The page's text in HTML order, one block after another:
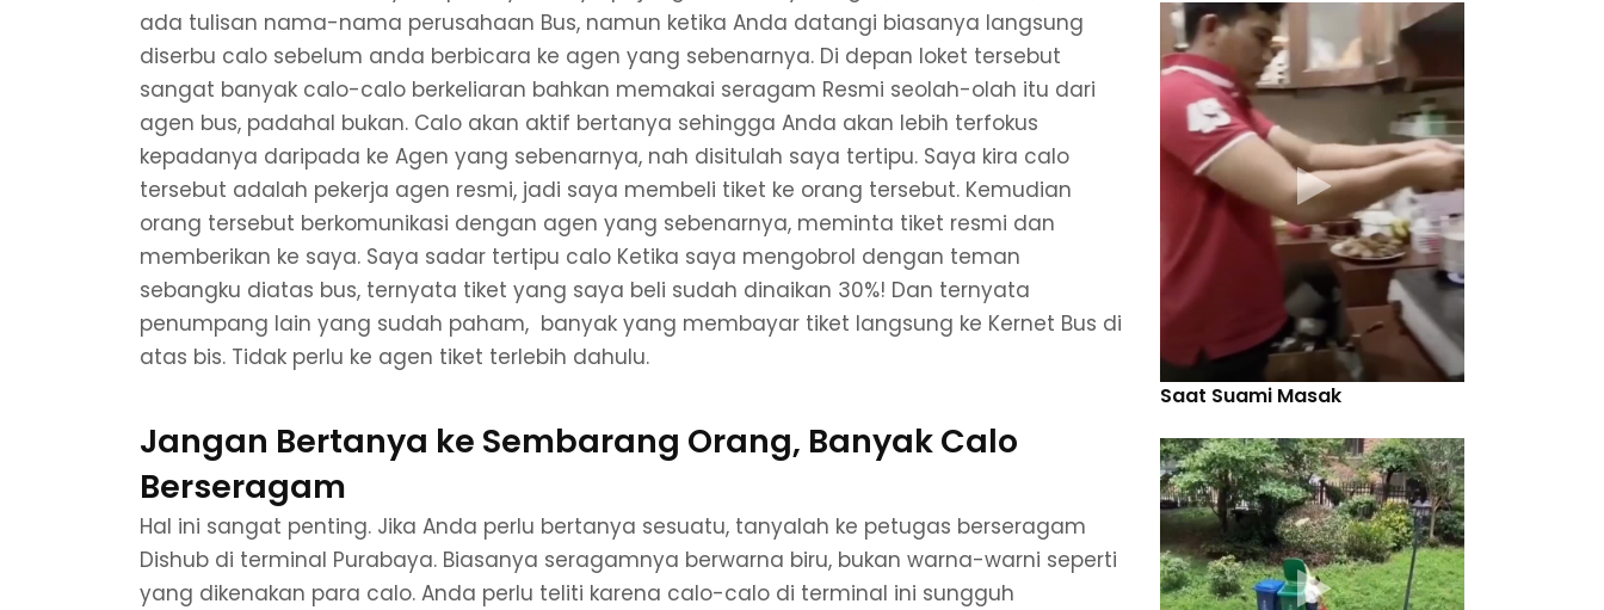
ada tulisan nama-nama perusahaan Bus, namun ketika Anda datangi biasanya langsung
diserbu calo sebelum anda berbicara ke agen yang sebenarnya. Di depan loket tersebut
sangat banyak calo-calo berkeliaran bahkan memakai seragam Resmi seolah-olah itu dari
agen bus, padahal bukan. Calo akan aktif bertanya sehingga Anda akan lebih terfokus
kepadanya daripada ke Agen yang sebenarnya, nah disitulah saya tertipu. Saya kira calo
tersebut adalah pekerja agen resmi, jadi saya membeli tiket ke orang tersebut. Kemudian
orang tersebut berkomunikasi dengan agen yang sebenarnya, meminta tiket resmi dan
memberikan ke saya. Saya sadar tertipu calo Ketika saya mengobrol dengan teman
sebangku diatas bus, ternyata tiket yang saya beli sudah dinaikan 30%! Dan ternyata
penumpang lain yang sudah paham, banyak yang membayar tiket langsung ke Kernet Bus di
atas bis. Tidak perlu ke agen tiket terlebih dahulu.
Jangan Bertanya ke Sembarang Orang, Banyak Calo
Berseragam
Hal ini sangat penting. Jika Anda perlu bertanya sesuatu, tanyalah ke petugas berseragam
Dishub di terminal Purabaya. Biasanya seragamnya berwarna biru, bukan warna-warni seperti
yang dikenakan para calo. Anda perlu teliti karena calo-calo di terminal ini sungguh
Saat Suami Masak